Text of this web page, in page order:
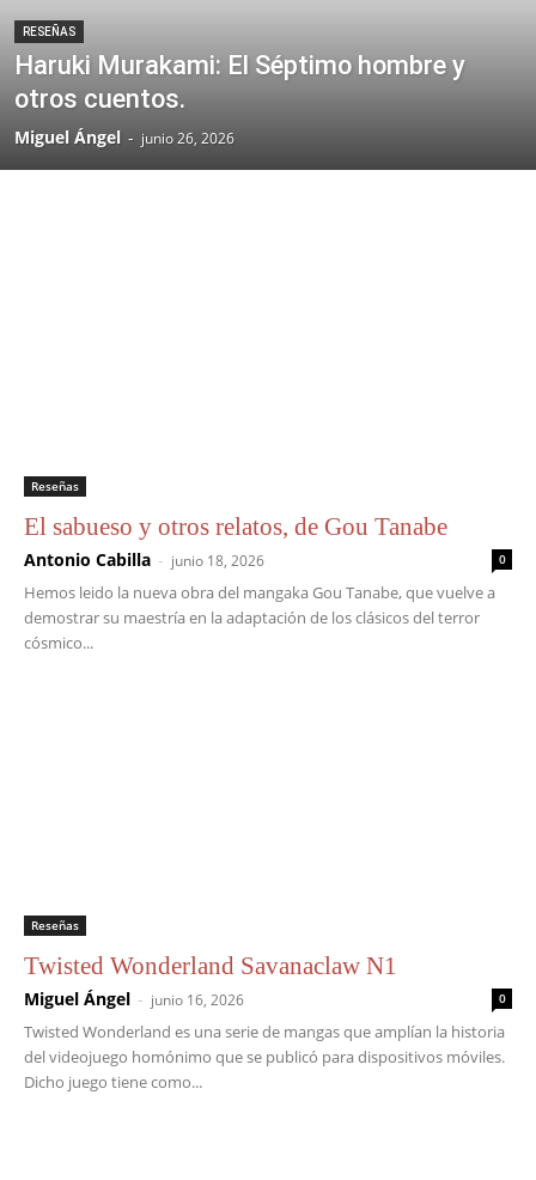
RESEÑAS
Haruki Murakami: El Séptimo hombre y
otros cuentos.
Miguel Ángel - junio 26, 2026
Reseñas
El sabueso y otros relatos, de Gou Tanabe
Antonio Cabilla - junio 18, 2026 0
Hemos leido la nueva obra del mangaka Gou Tanabe, que vuelve a
demostrar su maestría en la adaptación de los clásicos del terror
cósmico...
Reseñas
Twisted Wonderland Savanaclaw N1
Miguel Ángel - junio 16, 2026 0
Twisted Wonderland es una serie de mangas que amplían la historia
del videojuego homónimo que se publicó para dispositivos móviles.
Dicho juego tiene como...